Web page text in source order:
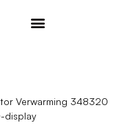
Verwarming 348320
display